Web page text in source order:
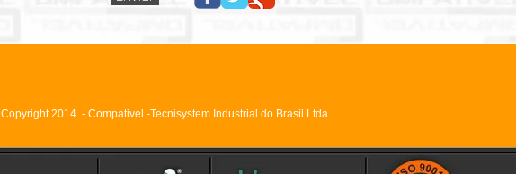
Copyright 2014 - Compativel -Tecnisystem Industrial do Brasil Ltda.